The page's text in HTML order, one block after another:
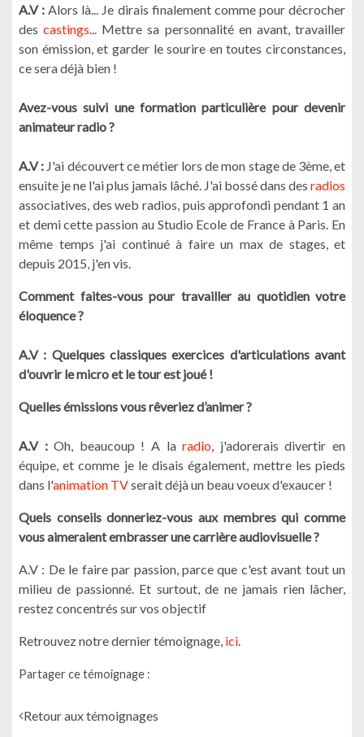
A.V : Alors là... Je dirais finalement comme pour décrocher
descastings... Mettre sa personnalité en avant, travailler
son émission, et garder le sourire en toutes circonstances,
ce sera déjà bien !
Avez-vous suivi une formation particulière pour devenir
animateur radio ?
A.V : J'ai découvert ce métier lors de mon stage de 3ème, et
ensuite je ne l'ai plus jamais lâché. J'ai bossé dans des radios
associatives, des web radios, puis approfondi pendant 1 an
et demi cette passion au Studio Ecole de France à Paris. En
même temps j'ai continué à faire un max de stages, et
depuis 2015, j'en vis.
Comment faites-vous pour travailler au quotidien votre
éloquence ?
A.V : Quelques classiques exercices d'articulations avant
d'ouvrir le micro et le tour est joué !
Quelles émissions vous rêveriez d’animer ?
A.V :Oh, beaucoup ! A laradio, j'adorerais divertir en
équipe, et comme je le disais également, mettre les pieds
dans l'animation TVserait déjà un beau voeux d'exaucer !
Quels conseils donneriez-vous aux membres qui comme
vous aimeraient embrasser une carrière audiovisuelle ?
A.V : De le faire par passion, parce que c'est avant tout un
milieu de passionné. Et surtout, de ne jamais rien lâcher,
restez concentrés sur vos objectif
Retrouvez notre dernier témoignage, ici.
Partager ce témoignage :
Retour aux témoignages